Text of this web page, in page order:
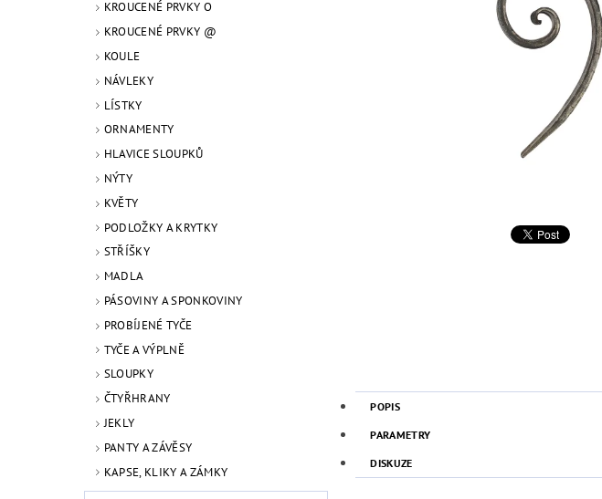
KROUCENÉ PRVKY O
KROUCENÉ PRVKY @
KOULE
NÁVLEKY
LÍSTKY
ORNAMENTY
HLAVICE SLOUPKŮ
NÝTY
KVĚTY
PODLOŽKY A KRYTKY
STŘÍŠKY
MADLA
PÁSOVINY A SPONKOVINY
PROBÍJENÉ TYČE
TYČE A VÝPLNĚ
SLOUPKY
ČTYŘHRANY
JEKLY
PANTY A ZÁVĚSY
KAPSE, KLIKY A ZÁMKY
POPIS
PARAMETRY
DISKUZE